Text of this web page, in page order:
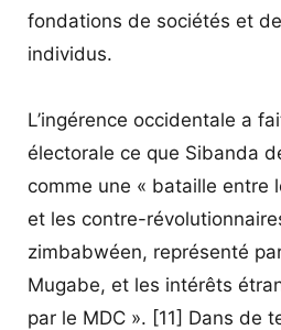
fondations de sociétés et
individus.
L’ingérence occidentale a
électorale ce que Sibanda
comme une « bataille entre
et les contre-
zimbabwéen, représenté
Mugabe, et les intérêts
par le MDC ». [11] Dans de